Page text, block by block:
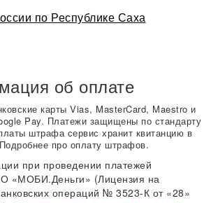
по Республике Саха
об оплате
карты Vias, MasterCard, Maestro и
Pay. Платежи защищены по стандарту
штрафа сервис хранит квитанцию в
про оплату штрафов.
при проведении платежей
«МОБИ.Деньги» (Лицензия на
операций № 3523-К от «28»